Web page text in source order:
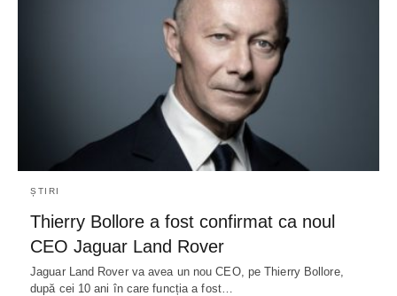
ȘTIRI
Thierry Bollore a fost confirmat ca noul
CEO Jaguar Land Rover
Jaguar Land Rover va avea un nou CEO, pe Thierry Bollore,
după cei 10 ani în care funcția a fost…